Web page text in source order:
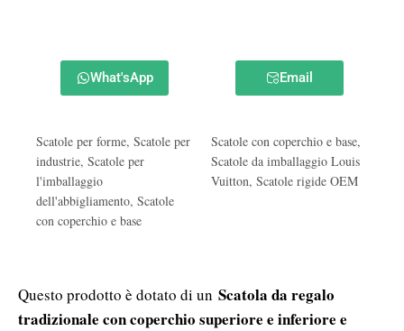
What'sApp Email
Scatole per forme, Scatole per
industrie, Scatole per
l'imballaggio
dell'abbigliamento, Scatole
con coperchio e base
Scatole con coperchio e base,
Scatole da imballaggio Louis
Vuitton, Scatole rigide OEM
Questo prodotto è dotato di un Scatola da regalo
tradizionale con coperchio superiore e inferiore e